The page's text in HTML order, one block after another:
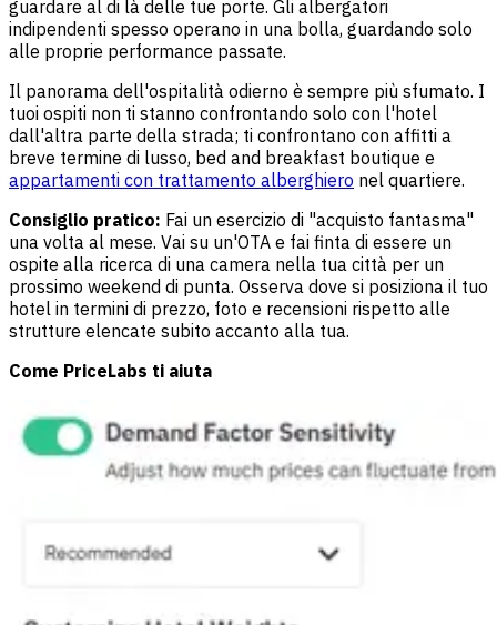
guardare al di là delle tue porte. Gli albergatori
indipendenti spesso operano in una bolla, guardando solo
alle proprie performance passate.
Il panorama dell'ospitalità odierno è sempre più sfumato. I
tuoi ospiti non ti stanno confrontando solo con l'hotel
dall'altra parte della strada; ti confrontano con affitti a
breve termine di lusso, bed and breakfast boutique e
appartamenti con trattamento alberghiero nel quartiere.
Consiglio pratico: Fai un esercizio di "acquisto fantasma"
una volta al mese. Vai su un'OTA e fai finta di essere un
ospite alla ricerca di una camera nella tua città per un
prossimo weekend di punta. Osserva dove si posiziona il tuo
hotel in termini di prezzo, foto e recensioni rispetto alle
strutture elencate subito accanto alla tua.
Come PriceLabs ti aiuta